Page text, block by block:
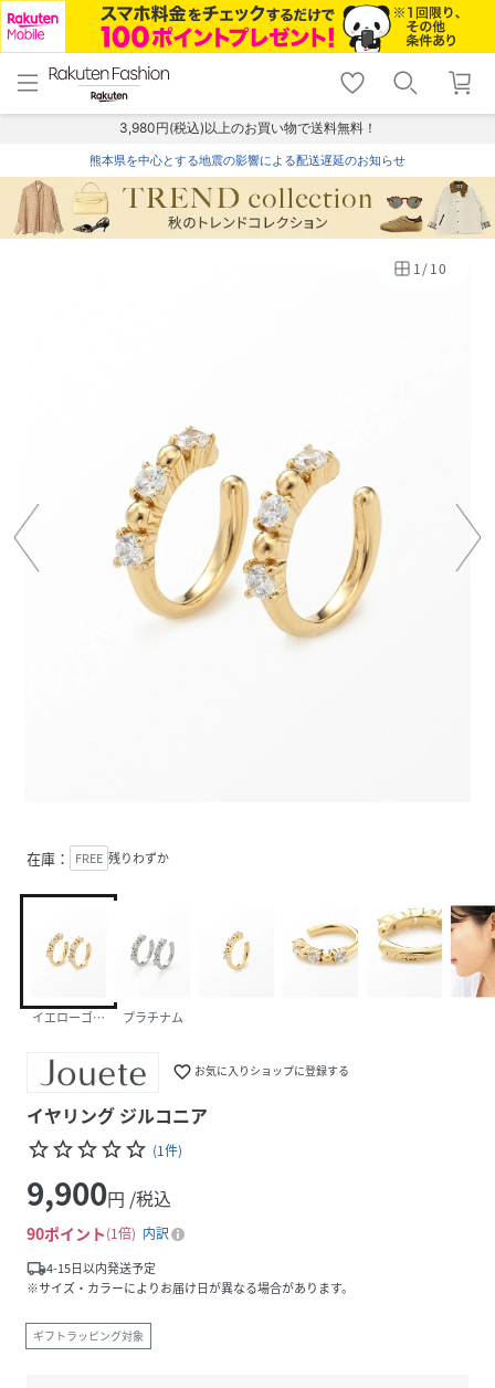
menu home
トップ
shopping_cart lock_outline
ログイン
3,980円(税込)以上のお買い物で送料無料！
熊本県を中心とする地震の影響による配送遅延のお知らせ
1/10
在庫： FREE 残りわずか
イエローゴールドプラチナム
favorite_border お気に入りショップに登録する
イヤリング ジルコニア
star_borderstar_borderstar_borderstar_borderstar_border (1件)
9,900円 /税込
90ポイント 1倍
内訳
local_shipping4-15日以内発送予定
※サイズ・カラーによりお届け日が異なる場合があります。
ギフトラッピング対象